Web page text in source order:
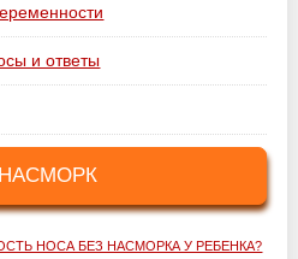
и ответы
НОСА БЕЗ НАСМОРКА У РЕБЕНКА?